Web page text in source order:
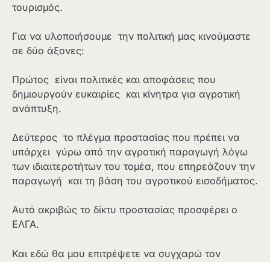
τουρισμός.
Για να υλοποιήσουμε την πολιτική μας κινούμαστε
σε δύο άξονες:
Πρώτος είναι πολιτικές και αποφάσεις που
δημιουργούν ευκαιρίες και κίνητρα για αγροτική
ανάπτυξη.
Δεύτερος το πλέγμα προστασίας που πρέπει να
υπάρχει γύρω από την αγροτική παραγωγή λόγω
των ιδιαιτεροτήτων του τομέα, που επηρεάζουν την
παραγωγή και τη βάση του αγροτικού εισοδήματος.
Αυτό ακριβώς το δίκτυ προστασίας προσφέρει ο
ΕΛΓΑ.
Και εδώ θα μου επιτρέψετε να συγχαρώ τον